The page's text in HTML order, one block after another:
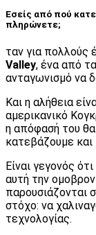
Εσείς από πού
πληρώνετε;
ταν για πολλούς
Valley, ένα από
ανταγωνισμό να
Και η αλήθεια
αμερικανικό
η απόφασή του
κατεβάζουμε
Είναι γεγονός
αυτή την
παρουσιάζονται
στόχο: να
τεχνολογίας.